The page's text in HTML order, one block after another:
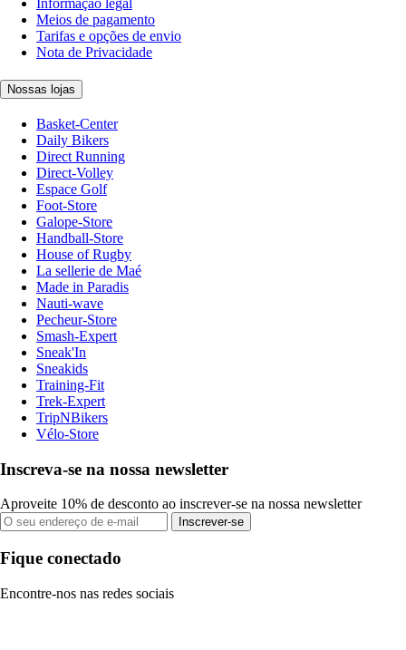
Informação legal
Meios de pagamento
Tarifas e opções de envio
Nota de Privacidade
Nossas lojas
Basket-Center
Daily Bikers
Direct Running
Direct-Volley
Espace Golf
Foot-Store
Galope-Store
Handball-Store
House of Rugby
La sellerie de Maé
Made in Paradis
Nauti-wave
Pecheur-Store
Smash-Expert
Sneak'In
Sneakids
Training-Fit
Trek-Expert
TripNBikers
Vélo-Store
Inscreva-se na nossa newsletter
Aproveite 10% de desconto ao inscrever-se na nossa newsletter
Inscrever-se
Fique conectado
Encontre-nos nas redes sociais